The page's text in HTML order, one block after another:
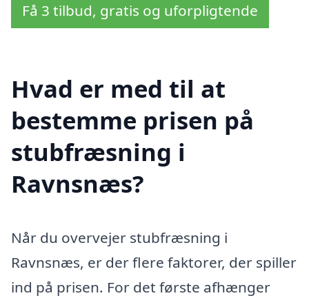
Få 3 tilbud, gratis og uforpligtende
Hvad er med til at
bestemme prisen på
stubfræsning i
Ravnsnæs?
Når du overvejer stubfræsning i
Ravnsnæs, er der flere faktorer, der spiller
ind på prisen. For det første afhænger